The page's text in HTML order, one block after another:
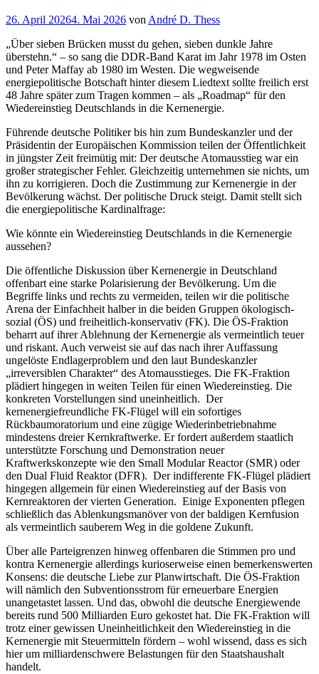
Veröffentlicht
26. April 20264. Mai 2026 von André D. Thess
„Über sieben Brücken musst du gehen, sieben dunkle Jahre
überstehn.“ – so sang die DDR-Band Karat im Jahr 1978 im Osten
und Peter Maffay ab 1980 im Westen. Die wegweisende
energiepolitische Botschaft hinter diesem Liedtext sollte freilich erst
48 Jahre später zum Tragen kommen – als „Roadmap“ für den
Wiedereinstieg Deutschlands in die Kernenergie.
Führende deutsche Politiker bis hin zum Bundeskanzler und der
Präsidentin der Europäischen Kommission teilen der Öffentlichkeit
in jüngster Zeit freimütig mit: Der deutsche Atomausstieg war ein
großer strategischer Fehler. Gleichzeitig unternehmen sie nichts, um
ihn zu korrigieren. Doch die Zustimmung zur Kernenergie in der
Bevölkerung wächst. Der politische Druck steigt. Damit stellt sich
die energiepolitische Kardinalfrage:
Wie könnte ein Wiedereinstieg Deutschlands in die Kernenergie
aussehen?
Die öffentliche Diskussion über Kernenergie in Deutschland
offenbart eine starke Polarisierung der Bevölkerung. Um die
Begriffe links und rechts zu vermeiden, teilen wir die politische
Arena der Einfachheit halber in die beiden Gruppen ökologisch-
sozial (ÖS) und freiheitlich-konservativ (FK). Die ÖS-Fraktion
beharrt auf ihrer Ablehnung der Kernenergie als vermeintlich teuer
und riskant. Auch verweist sie auf das nach ihrer Auffassung
ungelöste Endlagerproblem und den laut Bundeskanzler
„irreversiblen Charakter“ des Atomausstieges. Die FK-Fraktion
plädiert hingegen in weiten Teilen für einen Wiedereinstieg. Die
konkreten Vorstellungen sind uneinheitlich. Der
kernenergiefreundliche FK-Flügel will ein sofortiges
Rückbaumoratorium und eine zügige Wiederinbetriebnahme
mindestens dreier Kernkraftwerke. Er fordert außerdem staatlich
unterstützte Forschung und Demonstration neuer
Kraftwerkskonzepte wie den Small Modular Reactor (SMR) oder
den Dual Fluid Reaktor (DFR). Der indifferente FK-Flügel plädiert
hingegen allgemein für einen Wiedereinstieg auf der Basis von
Kernreaktoren der vierten Generation. Einige Exponenten pflegen
schließlich das Ablenkungsmanöver von der baldigen Kernfusion
als vermeintlich sauberem Weg in die goldene Zukunft.
Über alle Parteigrenzen hinweg offenbaren die Stimmen pro und
kontra Kernenergie allerdings kurioserweise einen bemerkenswerten
Konsens: die deutsche Liebe zur Planwirtschaft. Die ÖS-Fraktion
will nämlich den Subventionsstrom für erneuerbare Energien
unangetastet lassen. Und das, obwohl die deutsche Energiewende
bereits rund 500 Milliarden Euro gekostet hat. Die FK-Fraktion will
trotz einer gewissen Uneinheitlichkeit den Wiedereinstieg in die
Kernenergie mit Steuermitteln fördern – wohl wissend, dass es sich
hier um milliardenschwere Belastungen für den Staatshaushalt
handelt.